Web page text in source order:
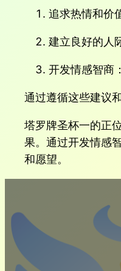
追求热情和价
建立良好的人
开发情感智商
通过遵循这些建议
塔罗牌圣杯一的正
果。通过开发情感
和愿望。